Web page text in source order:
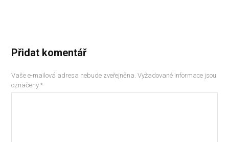
Přidat komentář
Vaše e-mailová adresa nebude zveřejněna. Vyžadované informace jsou
označeny*